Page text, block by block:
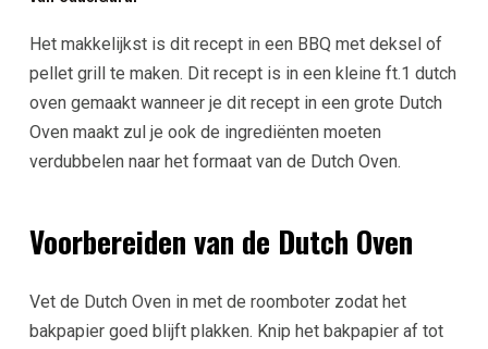
Het makkelijkst is dit recept in een BBQ met deksel of
pellet grill te maken. Dit recept is in een kleine ft.1 dutch
oven gemaakt wanneer je dit recept in een grote Dutch
Oven maakt zul je ook de ingrediënten moeten
verdubbelen naar het formaat van de Dutch Oven.
Voorbereiden van de Dutch Oven
Vet de Dutch Oven in met de roomboter zodat het
bakpapier goed blijft plakken. Knip het bakpapier af tot